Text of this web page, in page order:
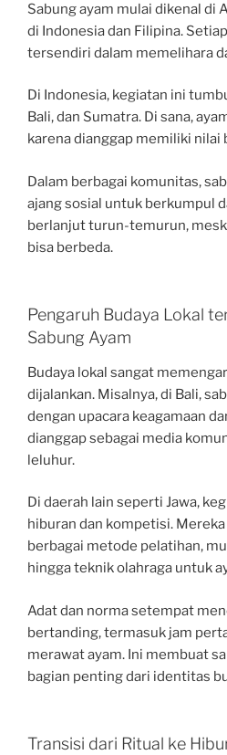
Sabung ayam mulai dikenal di
di Indonesia dan Filipina.
tersendiri dalam memelihara
Di Indonesia, kegiatan ini
Bali, dan Sumatra. Di sana,
karena dianggap memiliki nilai
Dalam berbagai komunitas,
ajang sosial untuk berkumpul
berlanjut turun-temurun,
bisa berbeda.
Pengaruh Budaya Lokal
Sabung Ayam
Budaya lokal sangat
dijalankan. Misalnya, di Bali,
dengan upacara keagamaan
dianggap sebagai media
leluhur.
Di daerah lain seperti Jawa,
hiburan dan kompetisi.
berbagai metode pelatihan,
hingga teknik olahraga untuk
Adat dan norma setempat
bertanding, termasuk jam
merawat ayam. Ini membuat
bagian penting dari identitas
Transisi dari Ritual ke